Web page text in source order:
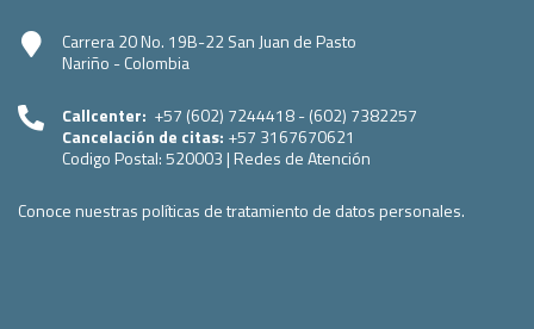
Carrera 20 No. 19B-22 San Juan de Pasto
Nariño - Colombia
Callcenter: +57 (602) 7244418 - (602) 7382257
Cancelación de citas: +57 3167670621
Codigo Postal:520003 | Redes de Atención
Conoce nuestras políticas de tratamiento de datos personales.